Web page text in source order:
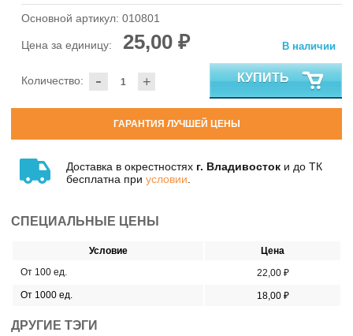
Основной артикул: 010801
Цена за единицу: 25,00 ₽
- +
Количество:
В наличии
КУПИТЬ
ГАРАНТИЯ ЛУЧШЕЙ ЦЕНЫ
Доставка в окрестностях г. Владивосток и до ТК
бесплатна при условии
СПЕЦИАЛЬНЫЕ ЦЕНЫ
Условие
Цена
От 100 ед.
22,00 ₽
От 1000 ед.
18,00 ₽
ДРУГИЕ ТЭГИ